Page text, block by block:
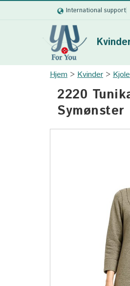
International support
Hjem Kvinder
2220
Symønster